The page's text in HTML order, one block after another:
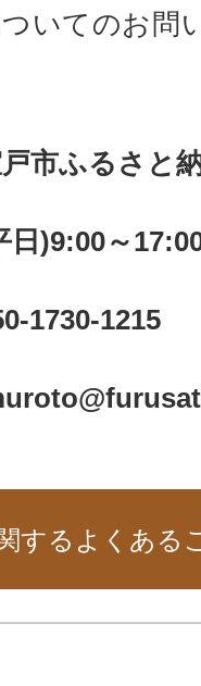
いてのお問
ふるさと納
～
1215
するよくある